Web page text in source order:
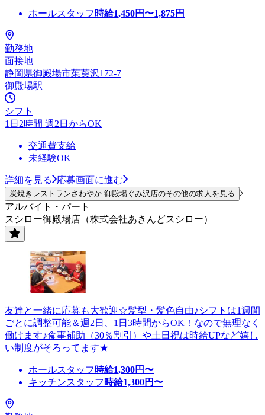
ホールスタッフ 時給1,450円〜1,875円
勤務地
面接地
静岡県御殿場市茱萸沢172-7
御殿場駅
シフト
1日2時間 週2日からOK
交通費支給
未経験OK
詳細を見る 応募画面に進む
炭焼きレストランさわやか 御殿場ぐみ沢店のその他の求人を見る
アルバイト・パート
スシロー御殿場店（株式会社あきんどスシロー）
友達と一緒に応募も大歓迎☆髪型・髪色自由♪シフトは1週間
ごとに調整可能＆週2日、1日3時間からOK！なので無理なく
働けます♪食事補助（30％割引）や土日祝は時給UPなど嬉し
い制度がそろってます★
ホールスタッフ 時給1,300円〜
キッチンスタッフ 時給1,300円〜